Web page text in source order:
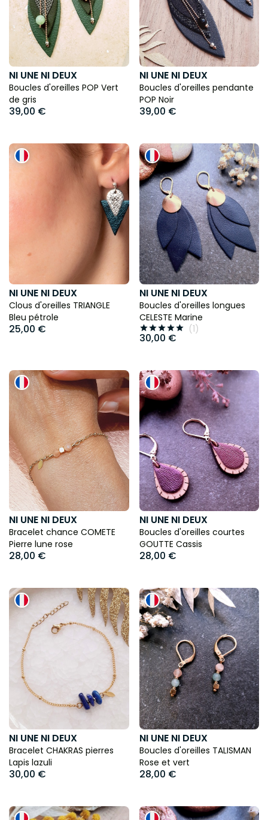
NI UNE NI DEUX
Boucles d'oreilles POP Vert
de gris
39,00 €
NI UNE NI DEUX
Boucles d'oreilles pendante
POP Noir
39,00 €
NI UNE NI DEUX
Clous d'oreilles TRIANGLE
Bleu pétrole
25,00 €
NI UNE NI DEUX
Boucles d'oreilles longues
CELESTE Marine
 (1)
30,00 €
NI UNE NI DEUX
Bracelet chance COMETE
Pierre lune rose
28,00 €
NI UNE NI DEUX
Boucles d'oreilles courtes
GOUTTE Cassis
28,00 €
NI UNE NI DEUX
Bracelet CHAKRAS pierres
Lapis lazuli
30,00 €
NI UNE NI DEUX
Boucles d'oreilles TALISMAN
Rose et vert
28,00 €